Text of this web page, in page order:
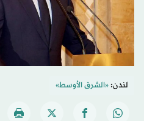
لندن:«الشرق الأوسط»